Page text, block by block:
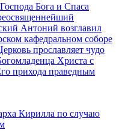
Бога и Спаса
Антоний возглавил
кафедральном соборе
прославляет чудо
Христа с
прихода праведным